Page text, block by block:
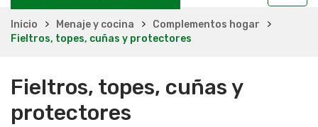
Inicio Menaje y cocina
Complementos hogar
Fieltros, topes, cuñas y protectores
Fieltros, topes, cuñas y
protectores